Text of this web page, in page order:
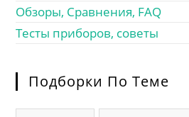
Обзоры, Сравнения, FAQ
Тесты приборов, советы
Подборки По Теме